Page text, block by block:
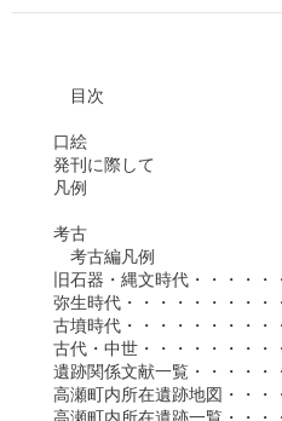
目次
口絵
発刊に際して
凡例
考古
考古編凡例
旧石器・縄文時代・・・・・
弥生時代・・・・・・・・
古墳時代・・・・・・・・・
古代・中世・・・・・・・・
遺跡関係文献一覧・・・・・
高瀬町内所在遺跡地図・・・